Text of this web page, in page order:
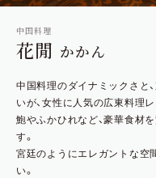
中国料理
花閒 かかん
中国料理のダイナミックさと
いが、女性に人気の広東料理レ
鮑やふかひれなど、豪華食材
す。
宮廷のようにエレガントな空
い。